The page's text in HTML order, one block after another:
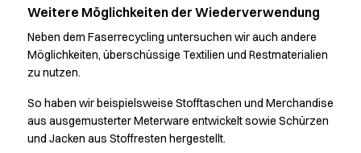
Poloshirts
Schlupfkasack
Sweatshirts
T-Shirts
Hygienezertifiziert
PRO Wear
PRO Wear Care
Weitere Möglichkeiten der Wiederverwendung
Neben dem Faserrecycling untersuchen wir auch andere
Möglichkeiten, überschüssige Textilien und Restmaterialien
zu nutzen.
So haben wir beispielsweise Stofftaschen und Merchandise
aus ausgemusterter Meterware entwickelt sowie Schürzen
und Jacken aus Stoffresten hergestellt.